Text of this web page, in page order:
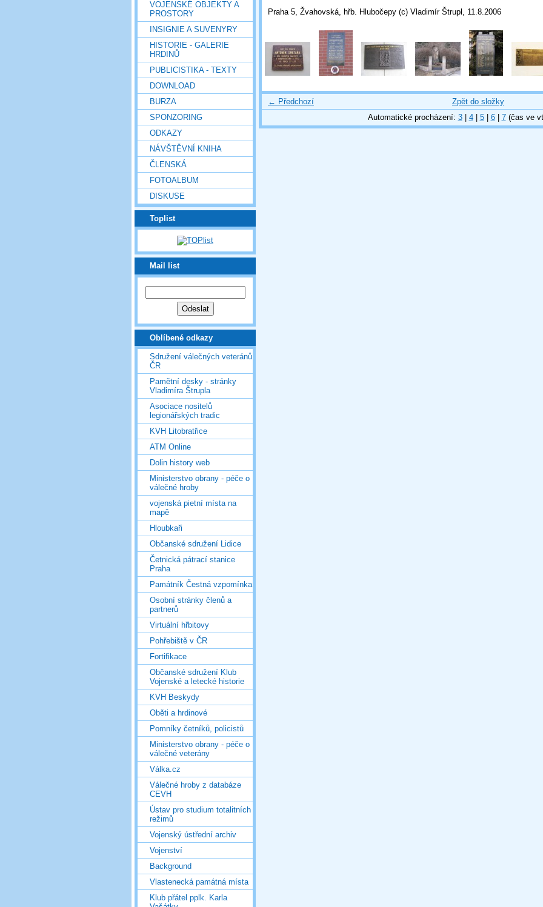
VOJENSKÉ OBJEKTY A
PROSTORY
INSIGNIE A SUVENYRY
HISTORIE - GALERIE
HRDINŮ
PUBLICISTIKA - TEXTY
DOWNLOAD
BURZA
SPONZORING
ODKAZY
NÁVŠTĚVNÍ KNIHA
ČLENSKÁ
FOTOALBUM
DISKUSE
Toplist
Mail list
Oblíbené odkazy
Sdružení válečných veteránů
ČR
Pamětní desky - stránky
Vladimíra Štrupla
Asociace nositelů
legionářských tradic
KVH Litobratřice
ATM Online
Dolin history web
Ministerstvo obrany - péče o
válečné hroby
vojenská pietní místa na
mapě
Hloubkaři
Občanské sdružení Lidice
Četnická pátrací stanice
Praha
Památník Čestná vzpomínka
Osobní stránky členů a
partnerů
Virtuální hřbitovy
Pohřebiště v ČR
Fortifikace
Občanské sdružení Klub
Vojenské a letecké historie
KVH Beskydy
Oběti a hrdinové
Pomníky četníků, policistů
Ministerstvo obrany - péče o
válečné veterány
Válka.cz
Válečné hroby z databáze
CEVH
Ústav pro studium totalitních
režimů
Vojenský ústřední archiv
Vojenství
Background
Vlastenecká památná místa
Klub přátel pplk. Karla
Praha 5, Žvahovská, hřb. Hlubočepy (c) Vladimír Štrupl, 11.8.2006
← Předchozí
Zpět do složky
Automatické procházení: 3| 4| 5| 6| 7(čas ve